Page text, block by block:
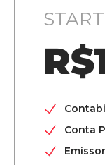
START
Conta